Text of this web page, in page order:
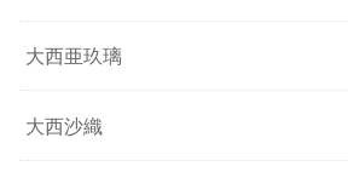
大西亜玖璃
大西沙織